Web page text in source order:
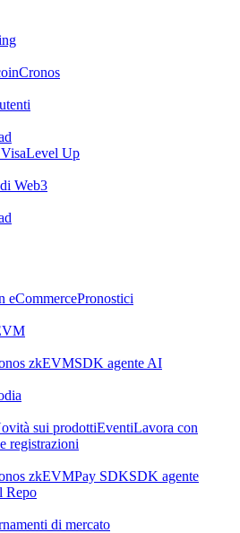
Cronos
Level Up
Web3
eCommercePronostici
zkEVMSDK agente AI
sui prodottiEventiLavora con
registrazioni
zkEVMPay SDKSDK agente
Repo
di mercato